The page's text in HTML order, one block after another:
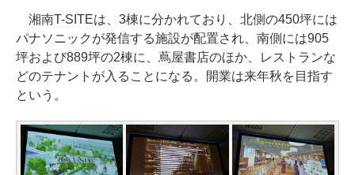
湘南T-SITEは、3棟に分かれており、北側の450坪には
パナソニックが発信する施設が配置され、南側には905
坪および889坪の2棟に、蔦屋書店のほか、レストランな
どのテナントが入ることになる。開業は来年秋を目指す
という。